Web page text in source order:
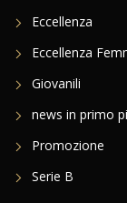
Eccellenza
Eccellenza
Giovanili
news in primo
Promozione
Serie B